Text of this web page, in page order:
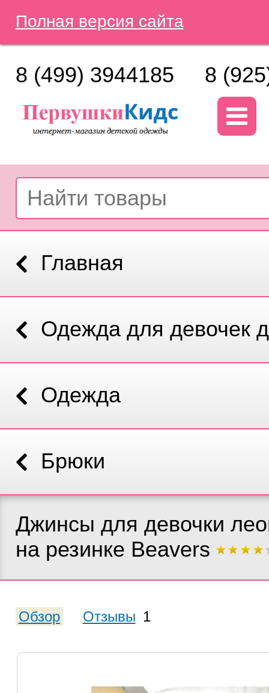
Полная версия сайта
8 (499) 3944185 8
Главная
Одежда для девочек
Одежда
Брюки
Джинсы для девочки
на резинке Beavers
Обзор Отзывы 1